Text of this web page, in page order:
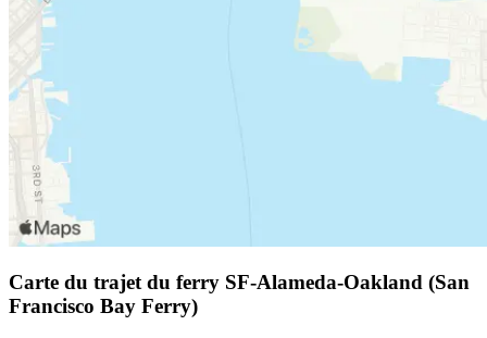
Carte du trajet du ferry SF-Alameda-Oakland (San
Francisco Bay Ferry)